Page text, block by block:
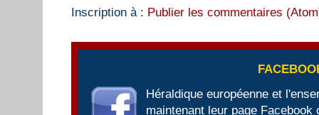
Inscription à : Publier les commentaires
Héraldique européenne et
maintenant leur page Facebook